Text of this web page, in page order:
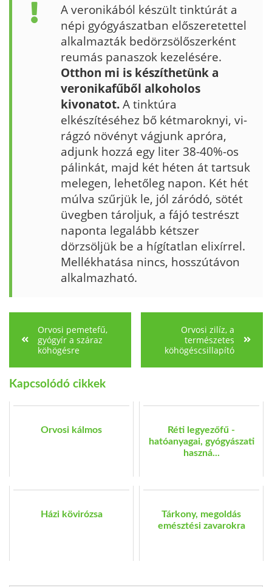
A veronikából készült tinktúrát a
népi gyógyászatban elősze­retettel
alkalmazták bedörzsölőszerként
reumás panaszok kezelésére.
Otthon mi is készít­hetünk a
veronikafűből alkoholos
kivonatot.A tinktúra
elkészítéséhez bő kétmaroknyi, vi­
rágzó növényt vágjunk apróra,
adjunk hozzá egy liter 38-40%-os
pálinkát, majd két héten át tartsuk
melegen, lehetőleg napon. Két hét
múl­va szűrjük le, jól záródó, sötét
üvegben tárol­juk, a fájó testrészt
naponta legalább kétszer
dörzsöljük be a hígítatlan elixírrel.
Mellékhatá­sa nincs, hosszútávon
alkalmazható.
Orvosi pemetefű,
gyógyír a száraz
köhögésre
Orvosi zilíz, a
természetes
köhögéscsillapító
Kapcsolódó cikkek
Orvosi kálmos
Réti legyezőfű -
hatóanyagai, gyógyászati
haszná...
Házi kövirózsa
Tárkony, megoldás
emésztési zavarokra